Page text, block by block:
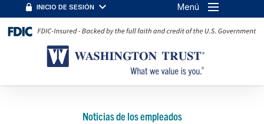
INICIO DE SESIÓN Menú
Noticias de los empleados